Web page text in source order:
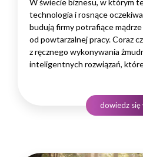
W świecie biznesu, w którym
technologia i rosnące
budują firmy potrafiące
od powtarzalnej pracy. Coraz
z ręcznego wykonywania
inteligentnych rozwiązań,
rozwojowego to decyzja
na wydajność zespołów,…
dowiedz się